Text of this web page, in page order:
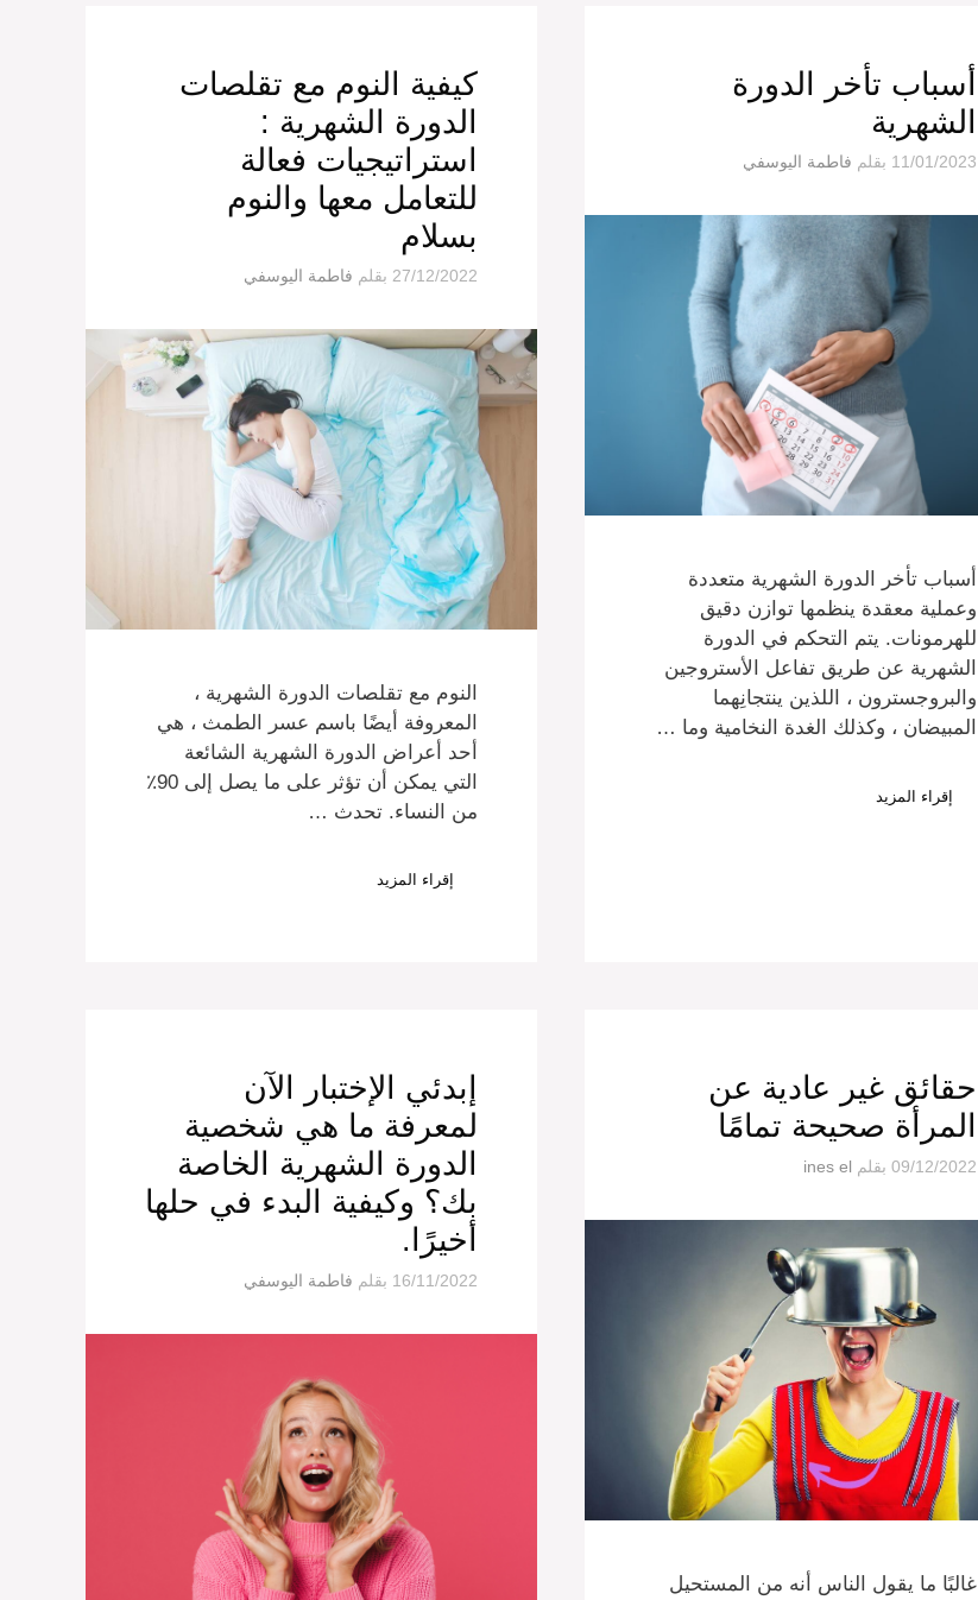
أسباب تأخر الدورة
الشهرية
11/01/2023 بقلم فاطمة اليوسفي
أسباب تأخر الدورة الشهرية متعددة
وعملية معقدة ينظمها توازن دقيق
للهرمونات. يتم التحكم في الدورة
الشهرية عن طريق تفاعل الأستروجين
والبروجسترون ، اللذين ينتجانِهما
المبيضان ، وكذلك الغدة النخامية وما …
إقراء المزيد
كيفية النوم مع تقلصات
الدورة الشهرية :
استراتيجيات فعالة
للتعامل معها والنوم
بسلام
27/12/2022 بقلم فاطمة اليوسفي
النوم مع تقلصات الدورة الشهرية ،
المعروفة أيضًا باسم عسر الطمث ، هي
أحد أعراض الدورة الشهرية الشائعة
التي يمكن أن تؤثر على ما يصل إلى 90٪
من النساء. تحدث …
إقراء المزيد
حقائق غير عادية عن
المرأة صحيحة تمامًا
09/12/2022 بقلم ines el
غالبًا ما يقول الناس أنه من المستحيل
إبدئي الإختبار الآن
لمعرفة ما هي شخصية
الدورة الشهرية الخاصة
بك؟ وكيفية البدء في حلها
أخيرًا.
16/11/2022 بقلم فاطمة اليوسفي